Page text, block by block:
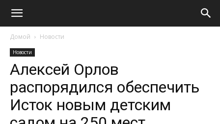
Домой Новости
Новости
Алексей Орлов
распорядился обеспечить
Исток новым детским